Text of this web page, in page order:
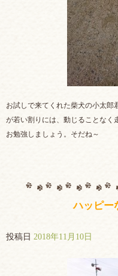
お試しで来てくれた柴犬の小太郎
が若い割りには、動じることなく
お勉強しましょう。そだね～
ハッピー
投稿日 2018年11月10日